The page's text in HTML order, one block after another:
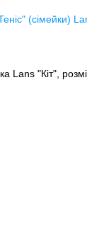
(сімейки)